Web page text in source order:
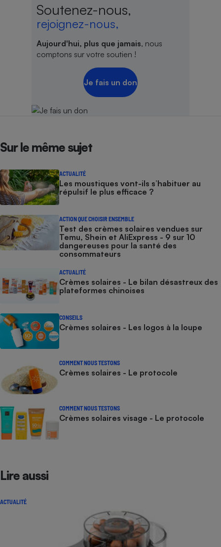
Soutenez-nous,
rejoignez-nous,
Aujourd'hui, plus que jamais, nous
comptons sur votre soutien !
Je fais un don
Sur le même sujet
ACTUALITÉ
Les moustiques vont-ils s’habituer au
répulsif le plus efficace ?
ACTION QUE CHOISIR ENSEMBLE
Test des crèmes solaires vendues sur
Temu, Shein et AliExpress - 9 sur 10
dangereuses pour la santé des
consommateurs
ACTUALITÉ
Crèmes solaires - Le bilan désastreux des
plateformes chinoises
CONSEILS
Crèmes solaires - Les logos à la loupe
COMMENT NOUS TESTONS
Crèmes solaires - Le protocole
COMMENT NOUS TESTONS
Crèmes solaires visage - Le protocole
Lire aussi
ACTUALITÉ